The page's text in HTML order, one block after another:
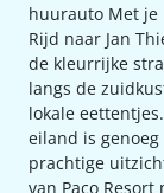
huurauto Met je
Rijd naar Jan
de kleurrijke
langs de
lokale
eiland is
prachtige
van Paco